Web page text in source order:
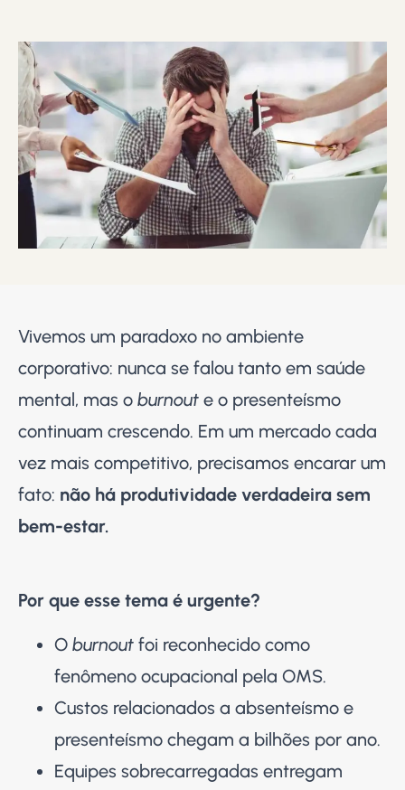
Vivemos um paradoxo no ambiente
corporativo: nunca se falou tanto em saúde
mental, mas o burnout e o presenteísmo
continuam crescendo. Em um mercado cada
vez mais competitivo, precisamos encarar um
fato: não há produtividade verdadeira sem
bem-estar.
Por que esse tema é urgente?
O burnout foi reconhecido como
fenômeno ocupacional pela OMS.
Custos relacionados a absenteísmo e
presenteísmo chegam a bilhões por ano.
Equipes sobrecarregadas entregam